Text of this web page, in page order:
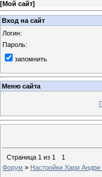
[Мой сайт]
Вход на сайт
Логин:
Пароль:
запомнить
Меню сайта
Страница 1 из 1
1
Форум » Настройки Хари Андри